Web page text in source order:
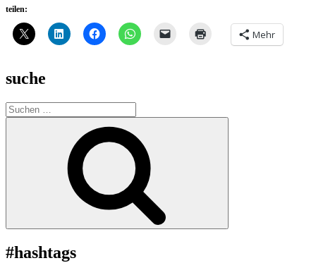
teilen:
Mehr
suche
Suche
nach:
#hashtags